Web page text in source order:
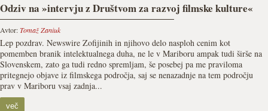
Odziv na »intervju z Društvom za razvoj filmske kulture«
Avtor:Tomaž Zaniuk
Lep pozdrav. Newswire Zofijinih in njihovo delo nasploh cenim kot
pomemben branik intelektualnega duha, ne le v Mariboru ampak tudi širše na
Slovenskem, zato ga tudi redno spremljam, še posebej pa me praviloma
pritegnejo objave iz filmskega področja, saj se nenazadnje na tem področju
prav v Mariboru vsaj zadnja...
več